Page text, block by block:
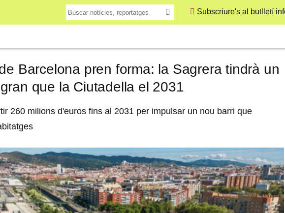
Subscriure's al butlletí
Barcelona pren forma: la Sagrera tindrà un
que la Ciutadella el 2031
260 milions d'euros fins al 2031 per impulsar un nou barri que